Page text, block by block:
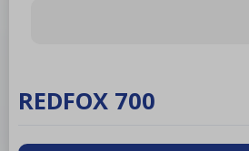
RM gastro
REDFOX 700